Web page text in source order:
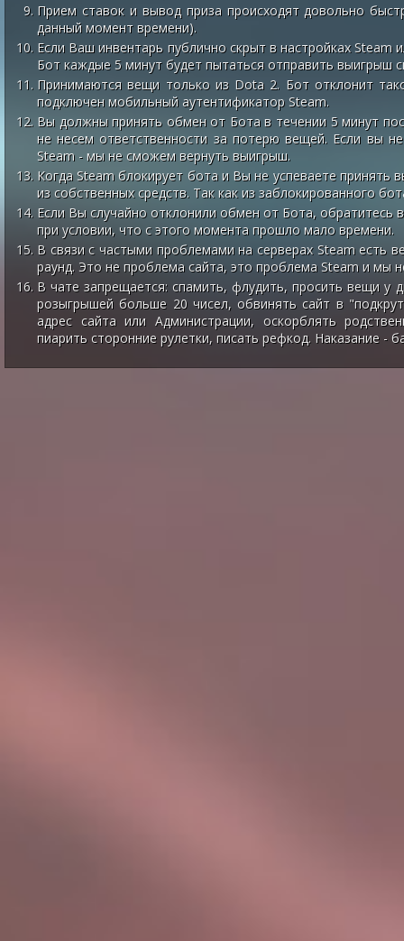
Прием ставок и вывод приза происходят довольно
данный момент времени).
Если Ваш инвентарь публично скрыт в настройках Steam
Бот каждые 5 минут будет пытаться отправить выигрыш
Принимаются вещи только из Dota 2. Бот отклонит
подключен мобильный аутентификатор Steam.
Вы должны принять обмен от Бота в течении 5 минут
не несем ответственности за потерю вещей. Если вы
Steam - мы не сможем вернуть выигрыш.
Когда Steam блокирует бота и Вы не успеваете
из собственных средств. Так как из заблокированного
Если Вы случайно отклонили обмен от Бота,
при условии, что с этого момента прошло мало времени.
В связи с частыми проблемами на серверах Steam есть
раунд. Это не проблема сайта, это проблема Steam и мы
В чате запрещается: спамить, флудить, просить вещи у
розыгрышей больше 20 чисел, обвинять сайт в
адрес сайта или Администрации, оскорблять
пиарить сторонние рулетки, писать рефкод. Наказание -